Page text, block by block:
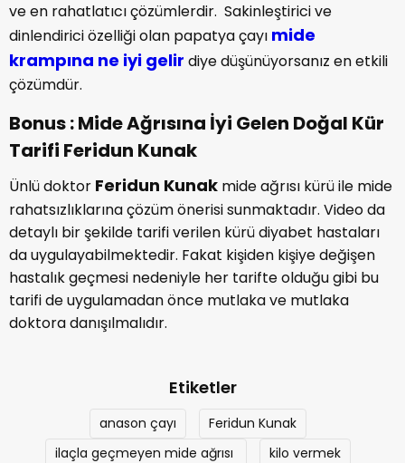
ve en rahatlatıcı çözümlerdir. Sakinleştirici ve
dinlendirici özelliği olan papatya çayı mide
krampına ne iyi gelir diye düşünüyorsanız en etkili
çözümdür.
Bonus : Mide Ağrısına İyi Gelen Doğal Kür
Tarifi Feridun Kunak
Ünlü doktor Feridun Kunak mide ağrısı kürü ile mide
rahatsızlıklarına çözüm önerisi sunmaktadır. Video da
detaylı bir şekilde tarifi verilen kürü diyabet hastaları
da uygulayabilmektedir. Fakat kişiden kişiye değişen
hastalık geçmesi nedeniyle her tarifte olduğu gibi bu
tarifi de uygulamadan önce mutlaka ve mutlaka
doktora danışılmalıdır.
Etiketler
anason çayı
Feridun Kunak
ilaçla geçmeyen mide ağrısı
kilo vermek